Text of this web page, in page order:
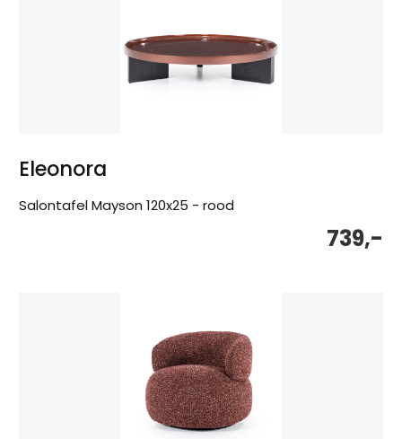
Eleonora
Salontafel Mayson 120x25 - rood
739,-